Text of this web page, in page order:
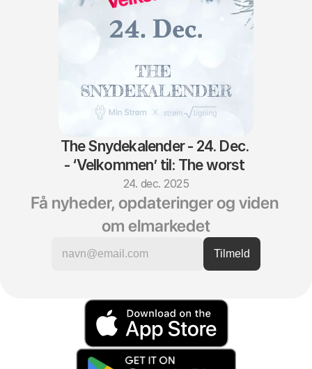
The Snydekalender - 24. Dec.
- ‘Velkommen’ til: The worst
of the worst
24. dec. 2025
Få nyheder, opdateringer og viden
om elmarkedet